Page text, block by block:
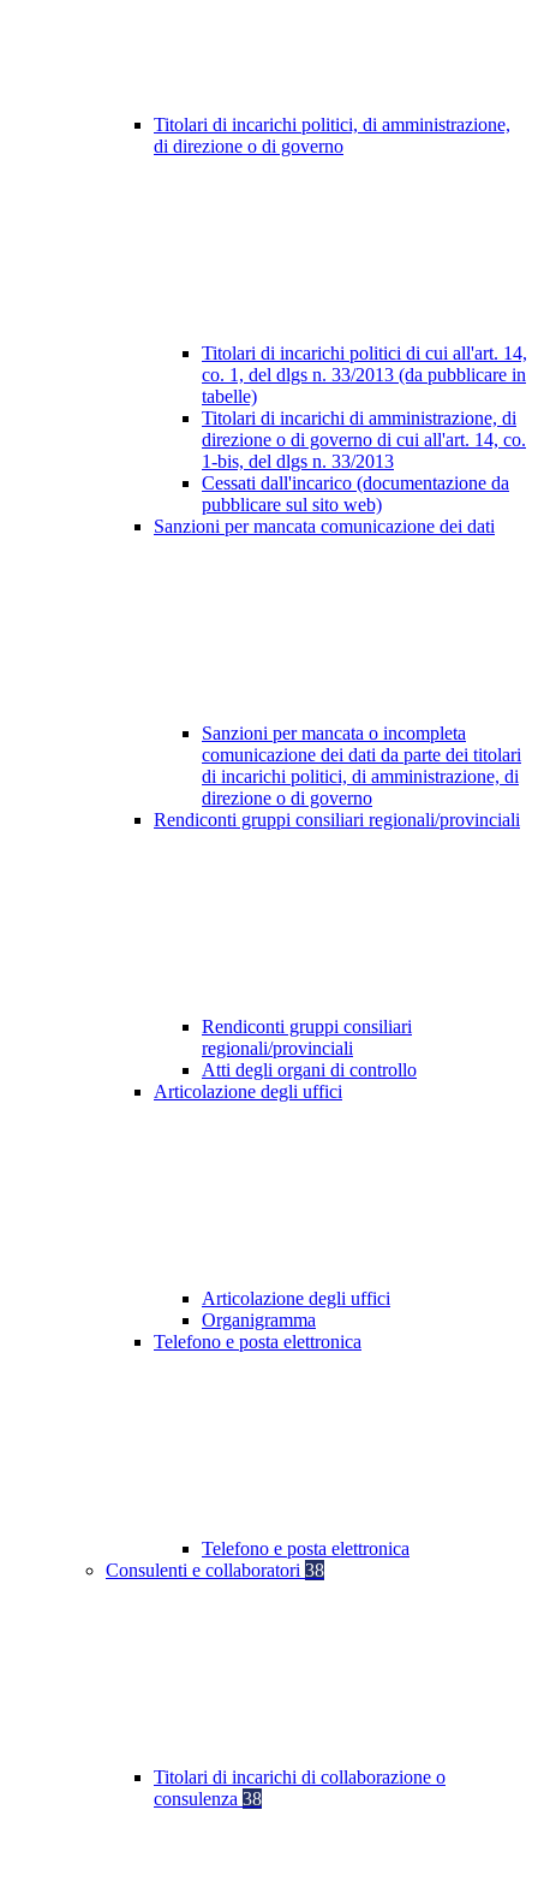
Titolari di incarichi politici, di amministrazione,
di direzione o di governo
Titolari di incarichi politici di cui all'art. 14,
co. 1, del dlgs n. 33/2013 (da pubblicare in
tabelle)
Titolari di incarichi di amministrazione, di
direzione o di governo di cui all'art. 14, co.
1-bis, del dlgs n. 33/2013
Cessati dall'incarico (documentazione da
pubblicare sul sito web)
Sanzioni per mancata comunicazione dei dati
Sanzioni per mancata o incompleta
comunicazione dei dati da parte dei titolari
di incarichi politici, di amministrazione, di
direzione o di governo
Rendiconti gruppi consiliari regionali/provinciali
Rendiconti gruppi consiliari
regionali/provinciali
Atti degli organi di controllo
Articolazione degli uffici
Articolazione degli uffici
Organigramma
Telefono e posta elettronica
Telefono e posta elettronica
Consulenti e collaboratori 38
Titolari di incarichi di collaborazione o
consulenza 38